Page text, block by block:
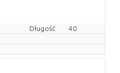
Długość
40